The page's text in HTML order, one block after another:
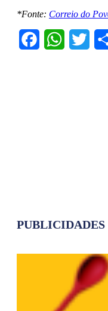
*Fonte: Correio do
FacebookWhatsApp
PUBLICIDADES